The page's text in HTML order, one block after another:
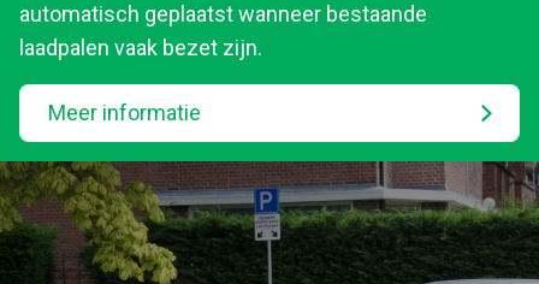
automatisch geplaatst wanneer bestaande
laadpalen vaak bezet zijn.
Meer informatie